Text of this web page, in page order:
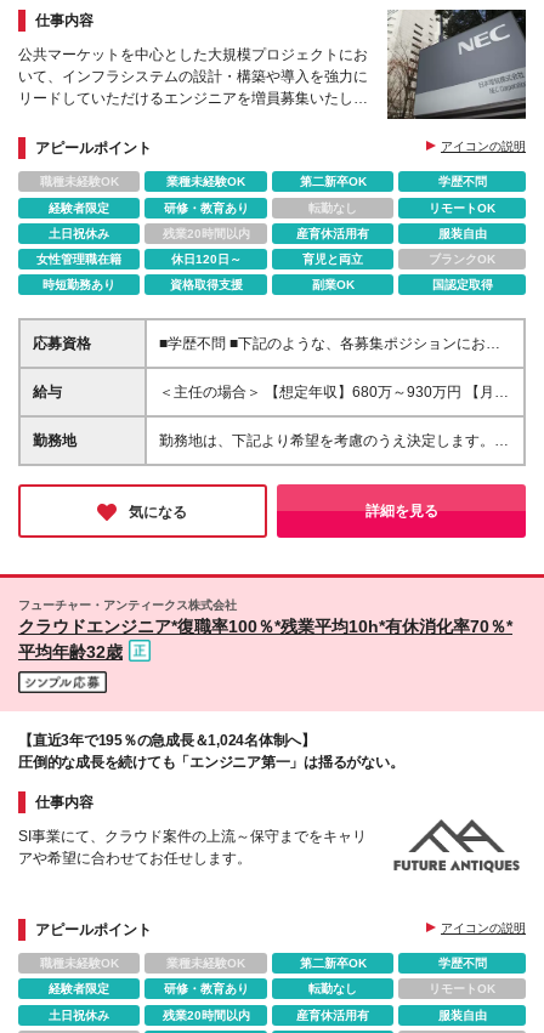
仕事内容
公共マーケットを中心とした大規模プロジェクトにお
いて、インフラシステムの設計・構築や導入を強力に
リードしていただけるエンジニアを増員募集いたしま
アピールポイント
アイコンの説明
職種未経験OK 業種未経験OK 第二新卒OK
学歴不問
経験者限定
研修・教育あり 転勤なし
リモートOK
土日祝休み
残業20時間以内 産育休活用有
服装自由
女性管理職在籍
休日120日～ 育児と両立
ブランクOK
時短勤務あり
資格取得支援 副業OK 国認定取得
応募資格
■学歴不問 ■下記のような、各募集ポジションにおい
て何らかの知識・経験がある方 ・インフラ基盤の
「設計、構築・設定、テスト、リリース」の経験を計
こと） ・PM経験を2年以上有すること ・テクニカル
エンジニア経験またはプロジェクト管理経験、リーダ
経験5年以上 ・ITインフラシステムの導入リーダ経験
など
給与
＜主任の場合＞ 【想定年収】680万～930万円 【月
給】44万～61万円（裁量労働手当9万円～12万円を含
む） ※前職年収、ご経験・スキルを考慮の上、当社規
時間45分勤務したものとみなす。 ※残業代は別途全
額支給いたします（主任・課長は裁量労働制のため、
円 【月給】30万～41万円 ※前職年収、ご経験・スキ
ルを考慮の上、当社規定により決定いたします。 ※残
勤務地
勤務地は、下記より希望を考慮のうえ決定します。
東京都港区（本社ビル、三田国際ビル） 神奈川県川
崎市（玉川事業場） (変更の範囲)上記を除く当社関連
勤務地
気になる 詳細を見る
フューチャー・アンティークス株式会社
クラウドエンジニア*復職率100％*残業平均10h*有休消化率70％*
平均年齢32歳
【直近3年で195％の急成長＆1,024名体制へ】
圧倒的な成長を続けても「エンジニア第一」は揺るがない。
仕事内容
SI事業にて、クラウド案件の上流～保守までをキャリ
アや希望に合わせてお任せします。
アピールポイント アイコンの説明
職種未経験OK 業種未経験OK 第二新卒OK
学歴不問
経験者限定
研修・教育あり 転勤なし
リモートOK
土日祝休み
残業20時間以内 産育休活用有 服装自由